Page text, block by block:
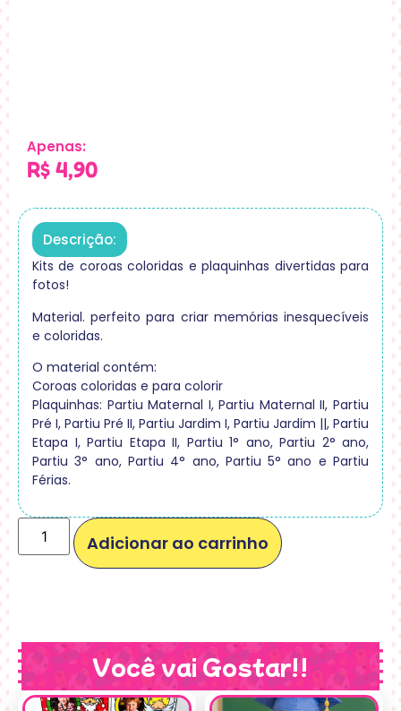
Apenas:
R$ 4,90
Descrição:
Kits de coroas coloridas e plaquinhas divertidas para
fotos!
Material. perfeito para criar memórias inesquecíveis
e coloridas.
O material contém:
Coroas coloridas e para colorir
Plaquinhas: Partiu Maternal I, Partiu Maternal II, Partiu
Pré I, Partiu Pré II, Partiu Jardim I, Partiu Jardim ||, Partiu
Etapa I, Partiu Etapa II, Partiu 1° ano, Partiu 2° ano,
Partiu 3° ano, Partiu 4° ano, Partiu 5° ano e Partiu
Férias.
Adicionar ao carrinho
Você vai Gostar!!